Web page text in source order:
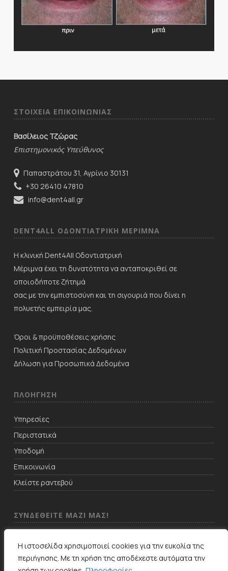
Η ιστοσελίδα χρησιμοποιεί cookies για την ευκολία της
περιήγησης. Με τη χρήση της αποδέχεστε αυτόματα την
ΣΤΟΙΧΕΙΑ ΕΠΙΚΟΙΝΩΝΙΑΣ
Βασίλειος Τζώρας
Επιστημονικός Υπεύθυνος
Παπαστράτου 31, Αγρίνιο 30131
+30 26410 47810
info@dent4all.gr
DENT4ALL ΟΔΟΝΤΙΑΤΡΙΚΗ ΜΕΡΙΜNΑ
Η κλινική Dent4All Οδοντιατρική
Μέριμνα έχει τη δυνατότητα να ανταποκριθεί σε
οποιοδήποτε ζήτημά
σας με την εμπιστοσύνη και τη σιγουριά που δίνει η
πολυετής εμπειρία μας.
Όροι & προϋποθέσεις χρήσης
Πολιτική Προστασίας Δεδομένων
Δήλωση για Προσωπικά Δεδομένα
ΠΛΟΗΓΗΣΗ
Υπηρεσίες
Περιστατικά
Υποδομή
Επικοινωνία
Κλείστε ραντεβού
ΣΥΝΔΕΘΕΙΤΕ ΜΑΖΙ ΜΑΣ!